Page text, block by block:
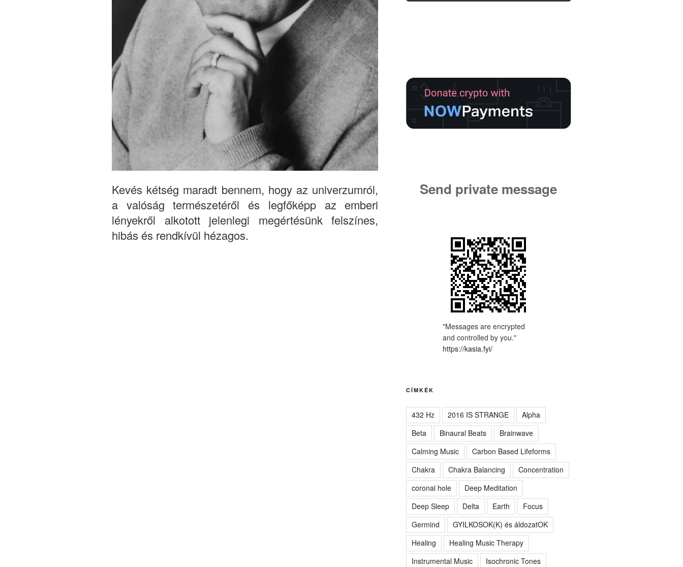
Kevés kétség maradt bennem, hogy az univerzumról,
a valóság természetéről és legfőképp az emberi
lényekről alkotott jelenlegi megértésünk felszínes,
hibás és rendkívül hézagos.
Send private message
"Messages are encrypted
and controlled by you."
https://kasia.fyi/
CÍMKÉK
432 Hz 2016 IS STRANGE
Alpha
Beta
Binaural Beats
Brainwave
Calming Music
Carbon Based Lifeforms
Chakra
Chakra Balancing
Concentration
coronal hole
Deep Meditation
Deep Sleep
Delta Earth
Focus
Germind
GYILKOSOK(K) és áldozatOK
Healing
Healing Music Therapy
Instrumental Music
Isochronic Tones